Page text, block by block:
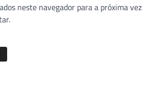
neste navegador para a próxima vez